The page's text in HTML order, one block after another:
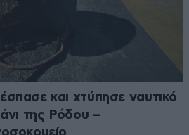
και χτύπησε ναυτικό
της Ρόδου –